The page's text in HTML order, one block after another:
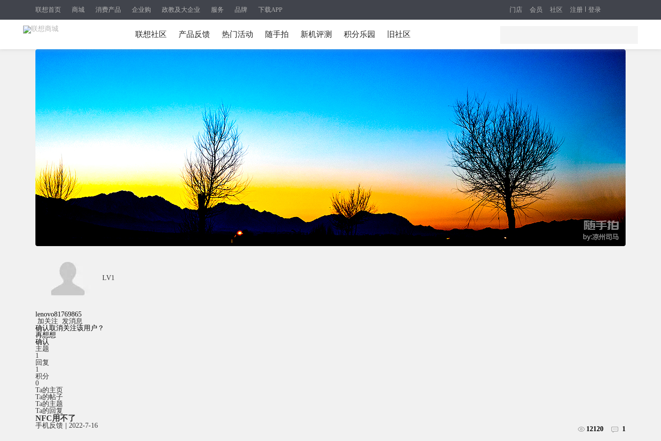
联想首页 商城 消费产品 企业购 政教及大企业 服务 品牌 下载APP 注册 登录
门店 会员 社区
联想社区 产品反馈 热门活动 随手拍 新机评测 积分乐园 旧社区
LV1
lenovo81769865
加关注 发消息
确认取消关注该用户？
再想想
确认
主题
1
回复
1
积分
0
Ta的主页
Ta的帖子
Ta的主题
Ta的回复
NFC用不了
手机反馈 2022-7-16 12120 1